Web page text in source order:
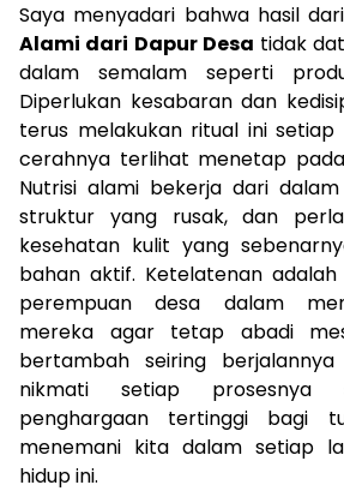
Saya menyadari bahwa hasil dari
Alami dari Dapur Desa tidak
dalam semalam seperti
Diperlukan kesabaran dan
terus melakukan ritual ini setiap
cerahnya terlihat menetap
Nutrisi alami bekerja dari
struktur yang rusak, dan
kesehatan kulit yang
bahan aktif. Ketelatenan
perempuan desa dalam
mereka agar tetap abadi
bertambah seiring
nikmati setiap prosesnya
penghargaan tertinggi bagi
menemani kita dalam setiap
hidup ini.